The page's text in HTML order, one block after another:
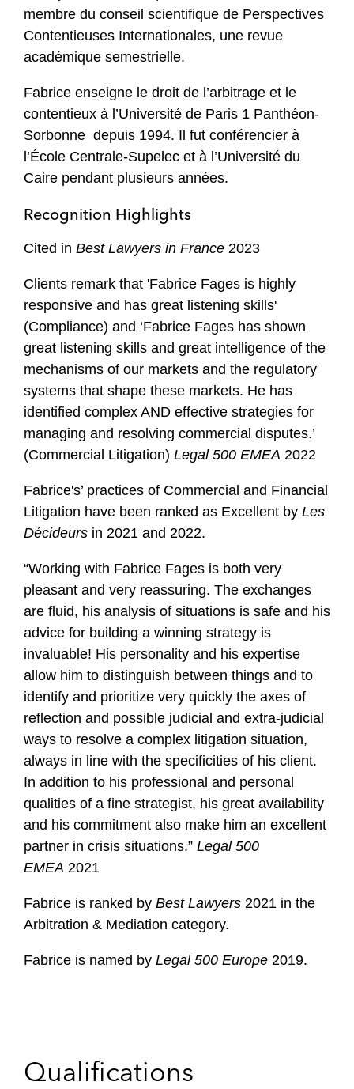
membre du conseil scientifique de Perspectives
Contentieuses Internationales, une revue
académique semestrielle.
Fabrice enseigne le droit de l’arbitrage et le
contentieux à l’Université de Paris 1 Panthéon-
Sorbonne depuis 1994. Il fut conférencier à
l’École Centrale-Supelec et à l’Université du
Caire pendant plusieurs années.
Recognition Highlights
Cited in Best Lawyers in France 2023
Clients remark that 'Fabrice Fages is highly
responsive and has great listening skills'
(Compliance) and ‘Fabrice Fages has shown
great listening skills and great intelligence of the
mechanisms of our markets and the regulatory
systems that shape these markets. He has
identified complex AND effective strategies for
managing and resolving commercial disputes.’
(Commercial Litigation) Legal 500 EMEA 2022
Fabrice's’ practices of Commercial and Financial
Litigation have been ranked as Excellent by Les
Décideurs in 2021 and 2022.
“Working with Fabrice Fages is both very
pleasant and very reassuring. The exchanges
are fluid, his analysis of situations is safe and his
advice for building a winning strategy is
invaluable! His personality and his expertise
allow him to distinguish between things and to
identify and prioritize very quickly the axes of
reflection and possible judicial and extra-judicial
ways to resolve a complex litigation situation,
always in line with the specificities of his client.
In addition to his professional and personal
qualities of a fine strategist, his great availability
and his commitment also make him an excellent
partner in crisis situations.” Legal 500
EMEA 2021
Fabrice is ranked by Best Lawyers 2021 in the
Arbitration & Mediation category.
Fabrice is named by Legal 500 Europe 2019.
Qualifications